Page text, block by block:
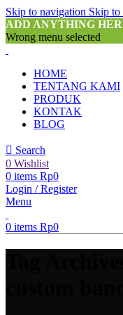
Skip to navigation Skip to
ADD ANYTHING
Wrong menu selected
HOME
TENTANG KAMI
PRODUK
KONTAK
BLOG
Search
0 Wishlist
0 items Rp0
Login / Register
Menu
0 items Rp0